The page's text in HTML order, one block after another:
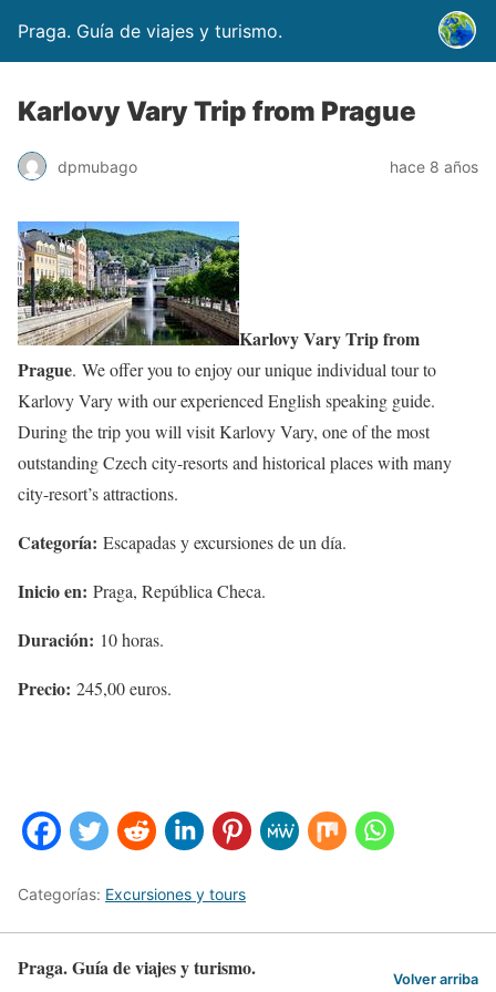
Praga. Guía de viajes y turismo.
Karlovy Vary Trip from Prague
dpmubago hace 8 años
Karlovy Vary Trip from
Prague. We offer you to enjoy our unique individual tour to
Karlovy Vary with our experienced English speaking guide.
During the trip you will visit Karlovy Vary, one of the most
outstanding Czech city-resorts and historical places with many
city-resort’s attractions.
Categoría: Escapadas y excursiones de un día.
Inicio en: Praga, República Checa.
Duración: 10 horas.
Precio: 245,00 euros.
Categorías: Excursiones y tours
Praga. Guía de viajes y turismo. Volver arriba